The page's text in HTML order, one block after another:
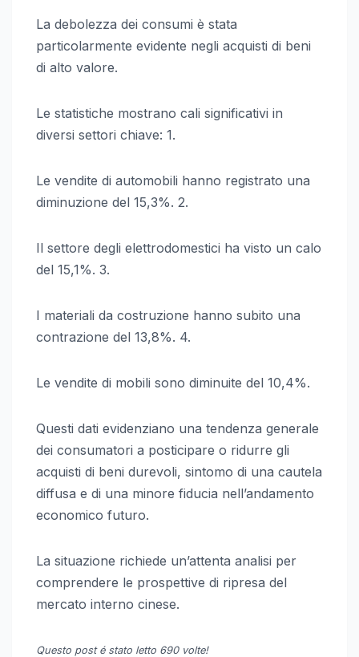
La debolezza dei consumi è stata
particolarmente evidente negli acquisti di beni
di alto valore.
Le statistiche mostrano cali significativi in
diversi settori chiave: 1.
Le vendite di automobili hanno registrato una
diminuzione del 15,3%. 2.
Il settore degli elettrodomestici ha visto un calo
del 15,1%. 3.
I materiali da costruzione hanno subito una
contrazione del 13,8%. 4.
Le vendite di mobili sono diminuite del 10,4%.
Questi dati evidenziano una tendenza generale
dei consumatori a posticipare o ridurre gli
acquisti di beni durevoli, sintomo di una cautela
diffusa e di una minore fiducia nell’andamento
economico futuro.
La situazione richiede un’attenta analisi per
comprendere le prospettive di ripresa del
mercato interno cinese.
Questo post é stato letto 690 volte!